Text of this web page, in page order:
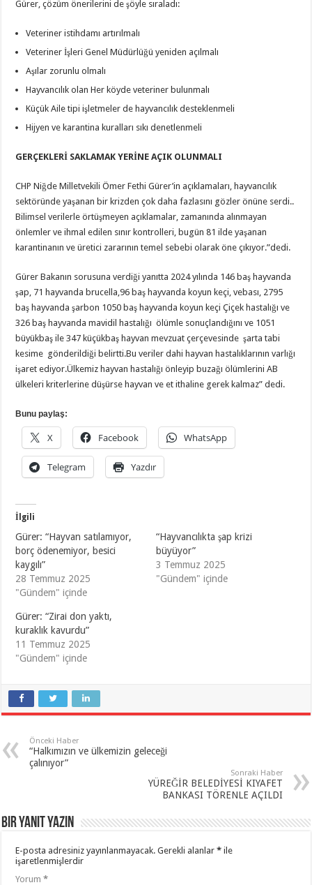
Gürer, çözüm önerilerini de şöyle sıraladı:
Veteriner istihdamı artırılmalı
Veteriner İşleri Genel Müdürlüğü yeniden açılmalı
Aşılar zorunlu olmalı
Hayvancılık olan Her köyde veteriner bulunmalı
Küçük Aile tipi işletmeler de hayvancılık desteklenmeli
Hijyen ve karantina kuralları sıkı denetlenmeli
GERÇEKLERİ SAKLAMAK YERİNE AÇIK OLUNMALI
CHP Niğde Milletvekili Ömer Fethi Gürer’in açıklamaları, hayvancılık
sektöründe yaşanan bir krizden çok daha fazlasını gözler önüne serdi..
Bilimsel verilerle örtüşmeyen açıklamalar, zamanında alınmayan
önlemler ve ihmal edilen sınır kontrolleri, bugün 81 ilde yaşanan
karantinanın ve üretici zararının temel sebebi olarak öne çıkıyor.”dedi.
Gürer Bakanın sorusuna verdiği yanıtta 2024 yılında 146 baş hayvanda
şap, 71 hayvanda brucella,96 baş hayvanda koyun keçi, vebası, 2795
baş hayvanda şarbon 1050 baş hayvanda koyun keçi Çiçek hastalığı ve
326 baş hayvanda mavidil hastalığı ölümle sonuçlandığını ve 1051
büyükbaş ile 347 küçükbaş hayvan mevzuat çerçevesinde şarta tabi
kesime gönderildiği belirtti.Bu veriler dahi hayvan hastalıklarının varlığı
işaret ediyor.Ülkemiz hayvan hastalığı önleyip buzağı ölümlerini AB
ülkeleri kriterlerine düşürse hayvan ve et ithaline gerek kalmaz” dedi.
Bunu paylaş:
X Facebook WhatsApp
Telegram Yazdır
İlgili
Gürer: “Hayvan satılamıyor,
borç ödenemiyor, besici
kaygılı”
28 Temmuz 2025
"Gündem" içinde
“Hayvancılıkta şap krizi
büyüyor”
3 Temmuz 2025
"Gündem" içinde
Gürer: “Zirai don yaktı,
kuraklık kavurdu”
11 Temmuz 2025
"Gündem" içinde
Önceki Haber
“Halkımızın ve ülkemizin geleceği
çalınıyor”
Sonraki Haber
YÜREĞİR BELEDİYESİ KIYAFET
BANKASI TÖRENLE AÇILDI
Bir yanıt yazın
E-posta adresiniz yayınlanmayacak. Gerekli alanlar* ile
işaretlenmişlerdir
Yorum*